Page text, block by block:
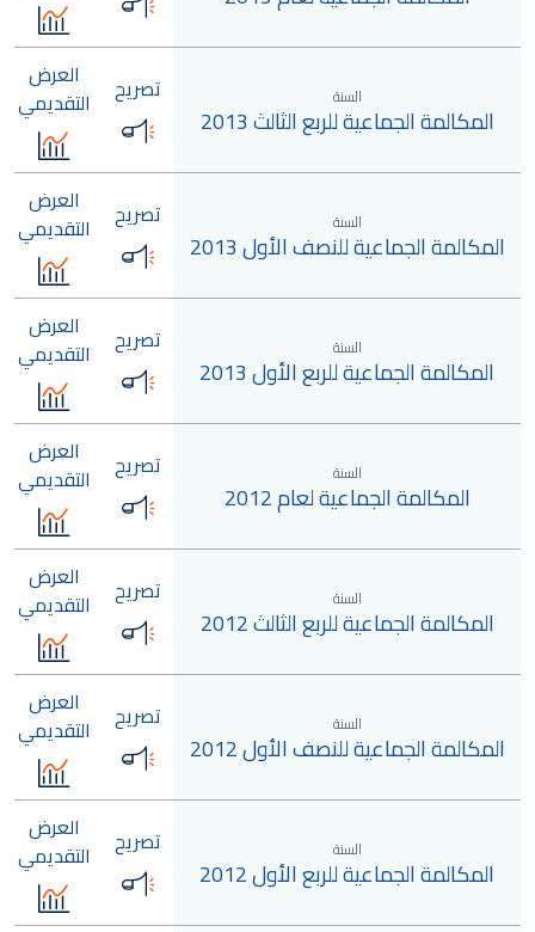
السنة
المكالمة الجماعية للربع الثالث 2013
تصريح
العرض
التقديمي
السنة
المكالمة الجماعية للنصف الأول 2013
تصريح
العرض
التقديمي
السنة
المكالمة الجماعية للربع الأول 2013
تصريح
العرض
التقديمي
السنة
المكالمة الجماعية لعام 2012
تصريح
العرض
التقديمي
السنة
المكالمة الجماعية للربع الثالث 2012
تصريح
العرض
التقديمي
السنة
المكالمة الجماعية للنصف الأول 2012
تصريح
العرض
التقديمي
السنة
المكالمة الجماعية للربع الأول 2012
تصريح
العرض
التقديمي